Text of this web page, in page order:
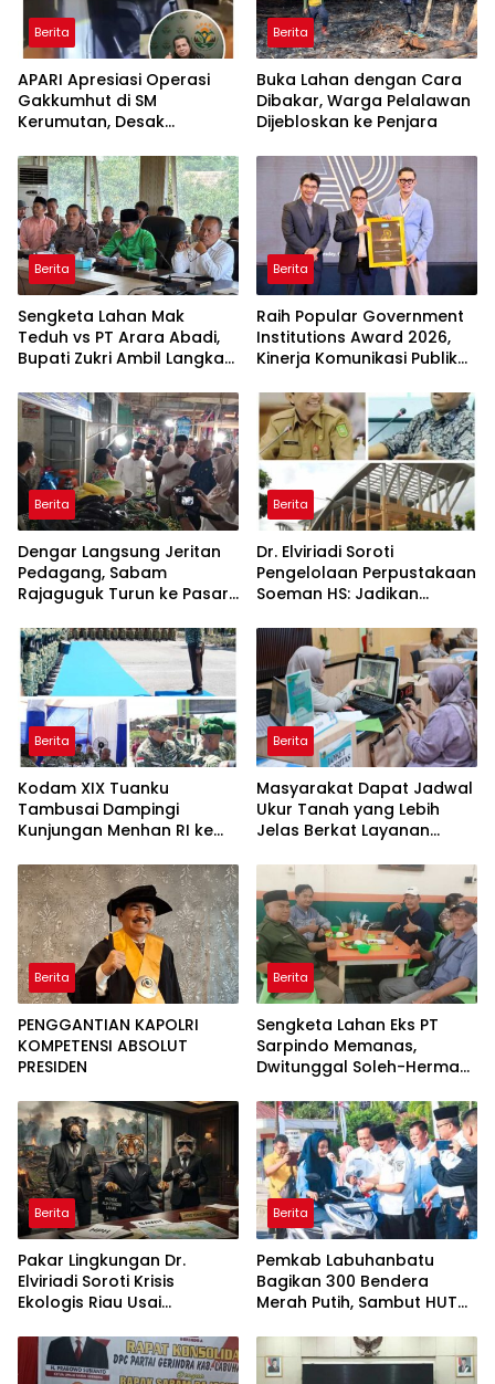
Berita
APARI Apresiasi Operasi
Gakkumhut di SM
Kerumutan, Desak
Jaringan Pembalak Liar
Berita
Buka Lahan dengan Cara
Dibakar, Warga Pelalawan
Dijebloskan ke Penjara
Berita
Sengketa Lahan Mak
Teduh vs PT Arara Abadi,
Bupati Zukri Ambil Langkah
Berita
Raih Popular Government
Institutions Award 2026,
Kinerja Komunikasi Publik
Kembali Diakui
Berita
Dengar Langsung Jeritan
Pedagang, Sabam
Rajaguguk Turun ke Pasar
Berita
Dr. Elviriadi Soroti
Pengelolaan Perpustakaan
Soeman HS: Jadikan
Kawah Candradimuka
Intelektual
Berita
Kodam XIX Tuanku
Tambusai Dampingi
Kunjungan Menhan RI ke
Perkuat Pembangunan
Satuan
Berita
Masyarakat Dapat Jadwal
Ukur Tanah yang Lebih
Jelas Berkat Layanan
Berita
PENGGANTIAN KAPOLRI
KOMPETENSI ABSOLUT
PRESIDEN
Berita
Sengketa Lahan Eks PT
Sarpindo Memanas,
Dwitunggal Soleh-Herman
ke Pulau Rupat
Berita
Pakar Lingkungan Dr.
Elviriadi Soroti Krisis
Ekologis Riau Usai
Monyet, Harimau, dan
Beruang Terhadap Warga
Berita
Pemkab Labuhanbatu
Bagikan 300 Bendera
Merah Putih, Sambut HUT